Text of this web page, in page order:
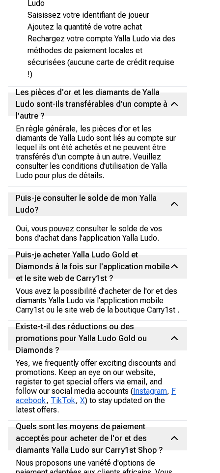
Ludo
Saisissez votre identifiant de joueur
Ajoutez la quantité de votre achat
Rechargez votre compte Yalla Ludo via des
méthodes de paiement locales et
sécurisées (aucune carte de crédit requise
!)
Les pièces d'or et les diamants de Yalla
Ludo sont-ils transférables d'un compte à
l'autre ?
En règle générale, les pièces d'or et les
diamants de Yalla Ludo sont liés au compte sur
lequel ils ont été achetés et ne peuvent être
transférés d'un compte à un autre. Veuillez
consulter les conditions d'utilisation de Yalla
Ludo pour plus de détails.
Puis-je consulter le solde de mon Yalla
Ludo?
Oui, vous pouvez consulter le solde de vos
bons d'achat dans l'application Yalla Ludo.
Puis-je acheter Yalla Ludo Gold et
Diamonds à la fois sur l'application mobile
et le site web de Carry1st ?
Vous avez la possibilité d'acheter de l'or et des
diamants Yalla Ludo via l'application mobile
Carry1st ou le site web de la boutique Carry1st .
Existe-t-il des réductions ou des
promotions pour Yalla Ludo Gold ou
Diamonds ?
Yes, we frequently offer exciting discounts and
promotions. Keep an eye on our website,
register to get special offers via email, and
follow our social media accounts (Instagram, F
acebook, TikTok, X) to stay updated on the
latest offers.
Quels sont les moyens de paiement
acceptés pour acheter de l'or et des
diamants Yalla Ludo sur Carry1st Shop ?
Nous proposons une variété d'options de